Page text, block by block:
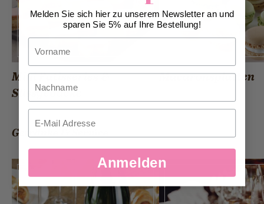
Mini Patisseries &
Süssgebäcke
Macaronsplatten
Getränke & Service
Melden Sie sich hier zu unserem Newsletter an und
sparen Sie 5% auf Ihre Bestellung!
Anmelden